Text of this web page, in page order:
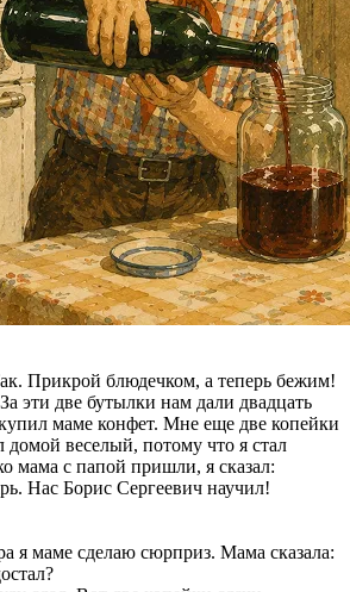
Прикрой блюдечком, а теперь бежим!
эти две бутылки нам дали двадцать
маме конфет. Мне еще две копейки
веселый, потому что я стал
мама с папой пришли, я сказал:
Нас Борис Сергеевич научил!
я маме сделаю сюрприз. Мама сказала: